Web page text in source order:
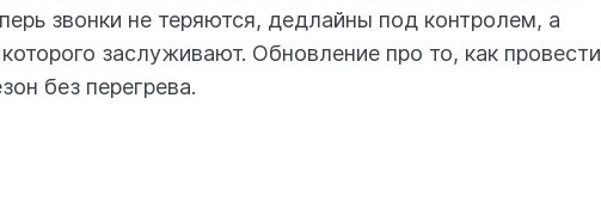
звонки не теряются, дедлайны под контролем, а
заслуживают. Обновление про то, как провести
без перегрева.